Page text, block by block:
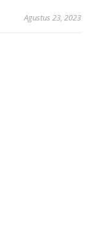
Agustus 23, 2023